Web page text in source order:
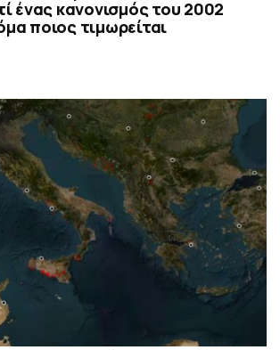
ένας κανονισμός του 2002
ποιος τιμωρείται